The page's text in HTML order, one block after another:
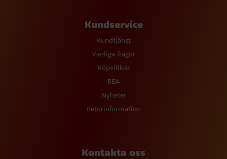
Kundservice
Kundtjänst
Vanliga frågor
Köpvillkor
REA
Nyheter
Returinformation
Kontakta oss